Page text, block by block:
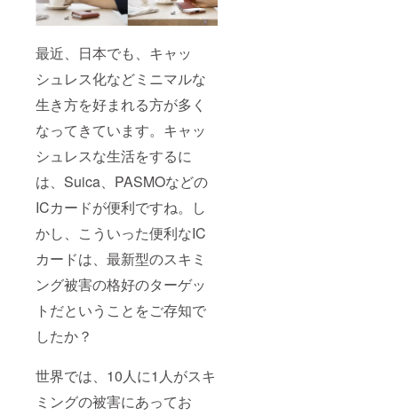
最近、日本でも、キャッ
シュレス化などミニマルな
生き方を好まれる方が多く
なってきています。キャッ
シュレスな生活をするに
は、Suica、PASMOなどの
ICカードが便利ですね。し
かし、こういった便利なIC
カードは、最新型のスキミ
ング被害の格好のターゲッ
トだということをご存知で
したか？
世界では、10人に1人がスキ
ミングの被害にあってお